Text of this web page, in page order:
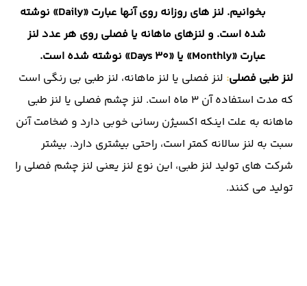
بخوانیم. لنز های روزانه روی آنها عبارت «Daily» نوشته
شده است. و لنزهای ماهانه یا فصلی روی هر عدد لنز
عبارت «Monthly» یا «30 Days» نوشته شده است.
لنز طبی فصلی: لنز فصلی یا لنز ماهانه، لنز طبی بی رنگی است
که مدت استفاده آن 3 ماه است. لنز چشم فصلی یا لنز طبی
ماهانه به علت اینکه اکسیژن رسانی خوبی دارد و ضخامت آنن
سبت به لنز سالانه کمتر است، راحتی بیشتری دارد. بیشتر
شرکت های تولید لنز طبی، این نوع لنز یعنی لنز چشم فصلی را
تولید می کنند.